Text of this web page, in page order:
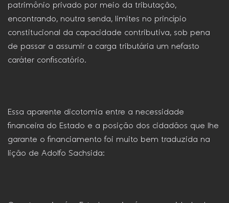
patrimônio privado por meio da tributação,
encontrando, noutra senda, limites no princípio
constitucional da capacidade contributiva, sob pena
de passar a assumir a carga tributária um nefasto
caráter confiscatório.
Essa aparente dicotomia entre a necessidade
financeira do Estado e a posição dos cidadãos que lhe
garante o financiamento foi muito bem traduzida na
lição de Adolfo Sachsida: